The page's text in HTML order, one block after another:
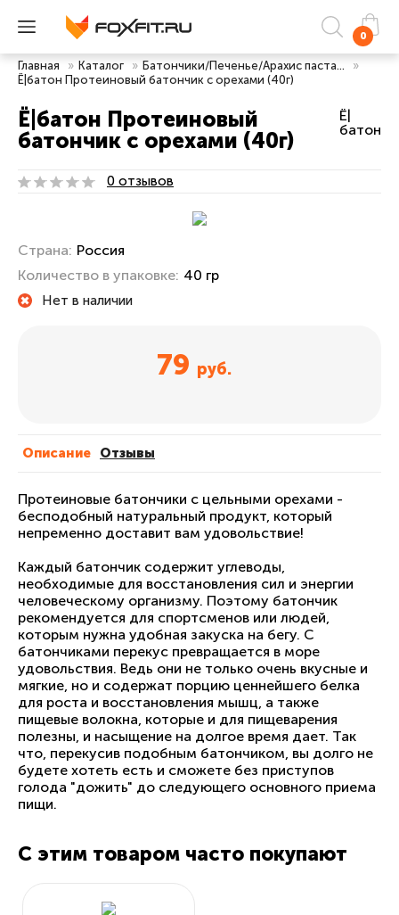
0
Главная » Каталог » Батончики/Печенье/Арахис паста...
»
Ё|батон Протеиновый батончик с орехами (40г)
Ё|батон Протеиновый
батончик с орехами (40г)
Ё|
батон
0 отзывов
Страна: Россия
Количество в упаковке: 40 гр
Нет в наличии
79 руб.
Описание Отзывы
Протеиновые батончики с цельными орехами -
бесподобный натуральный продукт, который
непременно доставит вам удовольствие!
Каждый батончик содержит углеводы,
необходимые для восстановления сил и энергии
человеческому организму. Поэтому батончик
рекомендуется для спортсменов или людей,
которым нужна удобная закуска на бегу. С
батончиками перекус превращается в море
удовольствия. Ведь они не только очень вкусные и
мягкие, но и содержат порцию ценнейшего белка
для роста и восстановления мышц, а также
пищевые волокна, которые и для пищеварения
полезны, и насыщение на долгое время дает. Так
что, перекусив подобным батончиком, вы долго не
будете хотеть есть и сможете без приступов
голода "дожить" до следующего основного приема
пищи.
С этим товаром часто покупают